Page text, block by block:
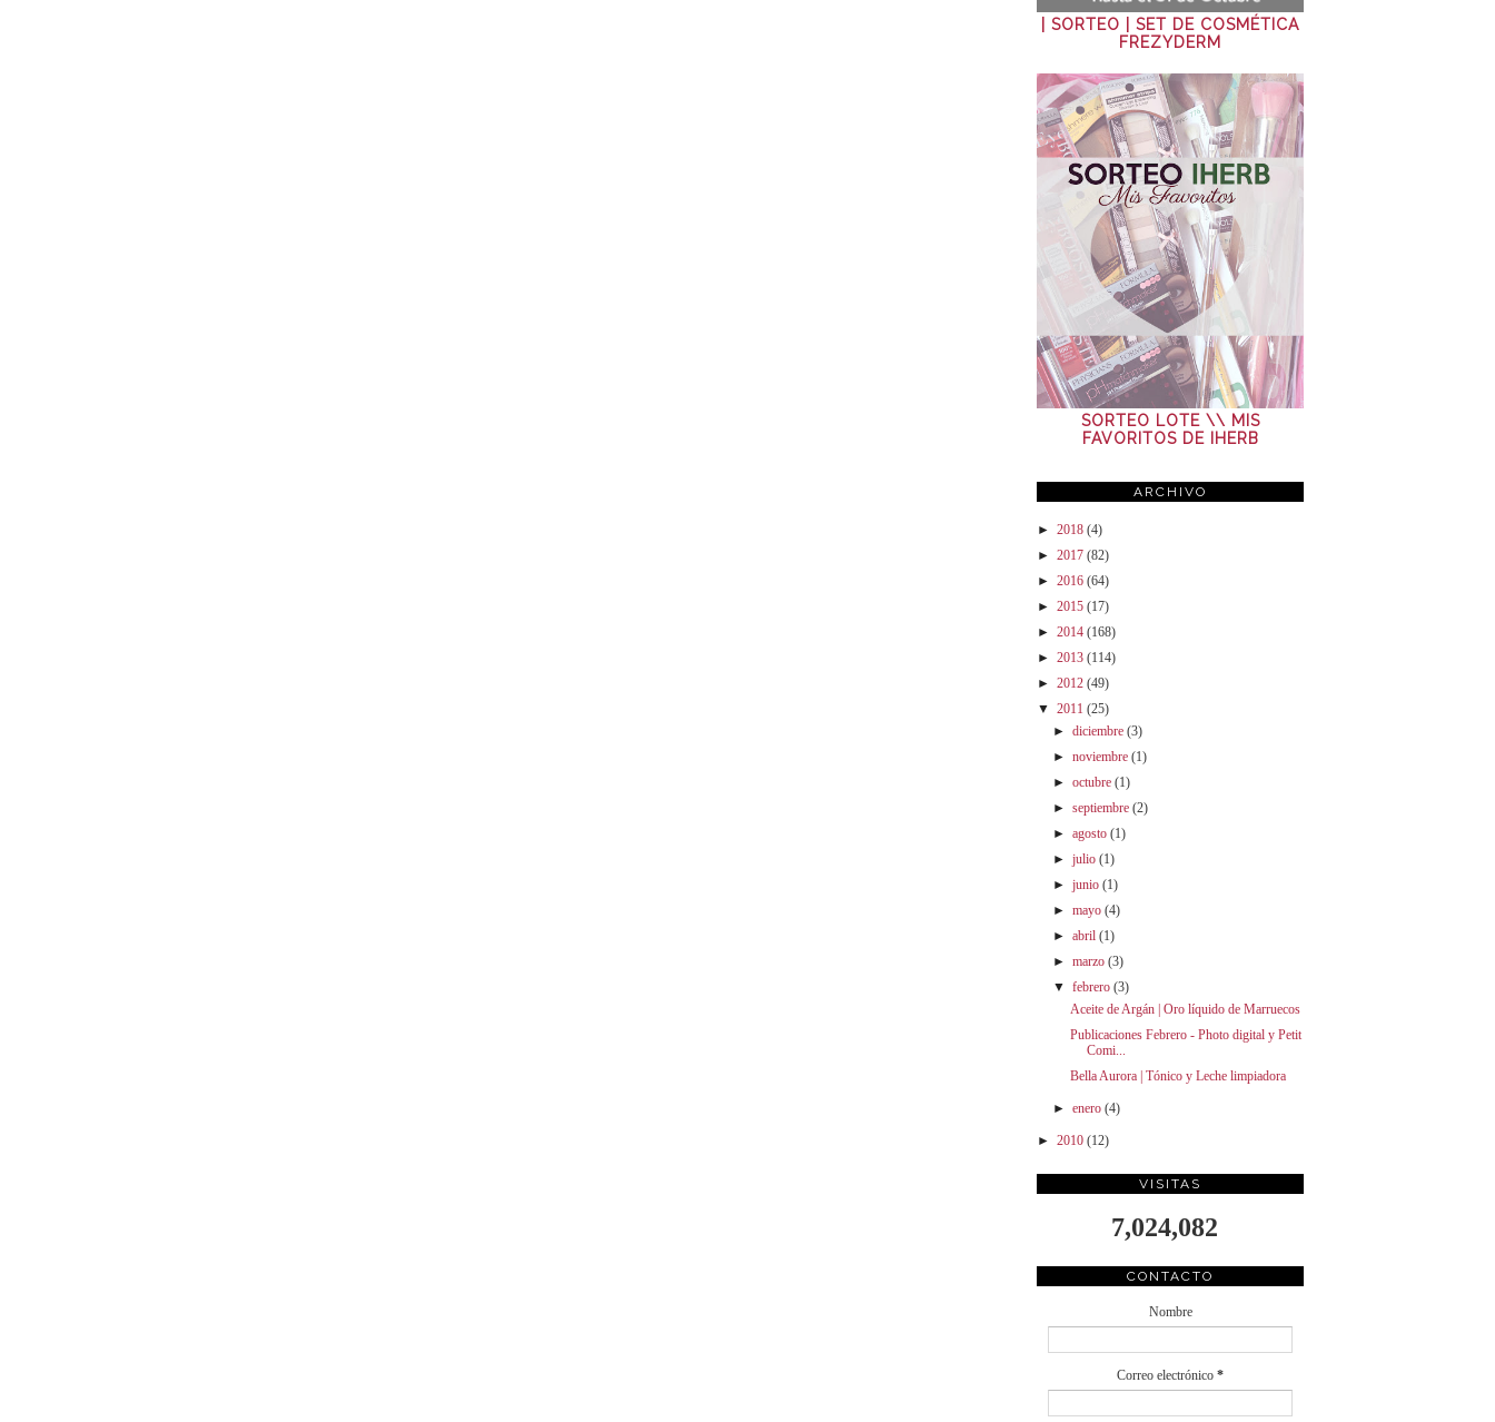
| SORTEO | SET DE COSMÉTICA
FREZYDERM
SORTEO LOTE \\ MIS
FAVORITOS DE IHERB
ARCHIVO
► 2018 (4)
► 2017 (82)
► 2016 (64)
► 2015 (17)
► 2014 (168)
► 2013 (114)
► 2012 (49)
▼ 2011 (25)
►diciembre (3)
►noviembre (1)
►octubre (1)
►septiembre (2)
►agosto (1)
►julio (1)
►junio (1)
►mayo (4)
►abril (1)
►marzo (3)
▼ febrero (3)
Aceite de Argán | Oro líquido de Marruecos
Publicaciones Febrero - Photo digital y Petit
Comi...
Bella Aurora | Tónico y Leche limpiadora
►enero (4)
► 2010 (12)
VISITAS
7,024,082
CONTACTO
Nombre
Correo electrónico *